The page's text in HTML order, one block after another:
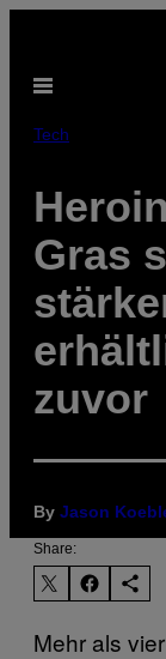
content
Open
Tech
Gras
zuvor
By Jason
Share:
Mehr als